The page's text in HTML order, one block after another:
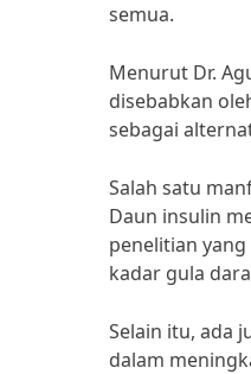
semua.
Menurut Dr.
disebabkan
sebagai
Salah satu
Daun insulin
penelitian
kadar gula
Selain itu, ada
dalam